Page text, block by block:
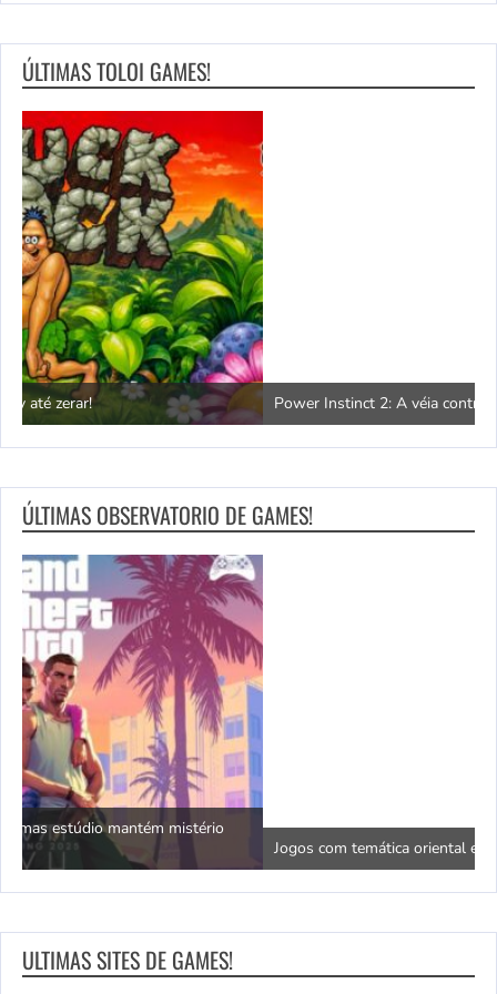
ÚLTIMAS TOLOI GAMES!
Power Instinct 2: A véia contra-ataca!
ÚLTIMAS OBSERVATORIO DE GAMES!
Jogos com temática oriental e dragões da sorte
ULTIMAS SITES DE GAMES!